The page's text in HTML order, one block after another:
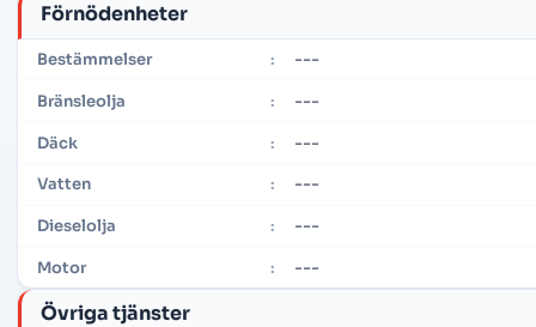
Förnödenheter
Bestämmelser : ---
Bränsleolja : ---
Däck : ---
Vatten : ---
Dieselolja : ---
Motor : ---
Övriga tjänster